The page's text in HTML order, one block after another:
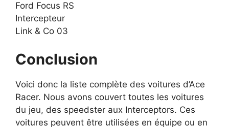
Ford Focus RS
Intercepteur
Link & Co 03
Conclusion
Voici donc la liste complète des voitures d’Ace
Racer. Nous avons couvert toutes les voitures
du jeu, des speedster aux Interceptors. Ces
voitures peuvent être utilisées en équipe ou en